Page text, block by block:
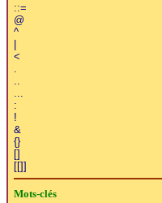
::=
@
^
<
:
!
&
{}
[]
[[]]
Mots-clés